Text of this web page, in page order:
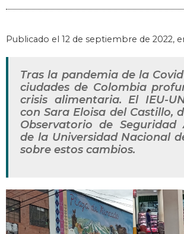
Publicado el 12 de septiembre de 2022,
Tras la pandemia de la
ciudades de Colombia
crisis alimentaria. El IEU-
con Sara Eloisa del Castillo,
Observatorio de Seguridad
de la Universidad Nacional
sobre estos cambios.